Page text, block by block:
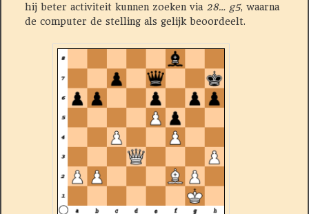
hij beter activiteit kunnen zoeken via 28… g5, waarna
de computer de stelling als gelijk beoordeelt.